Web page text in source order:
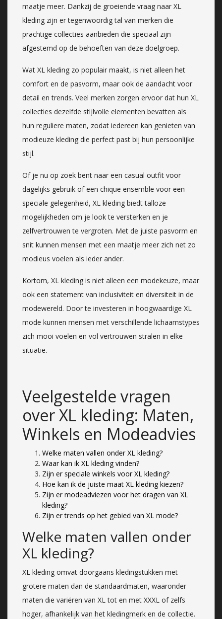
maatje meer. Dankzij de groeiende vraag naar XL
kleding zijn er tegenwoordig tal van merken die
prachtige collecties aanbieden die speciaal zijn
afgestemd op de behoeften van deze doelgroep.
Wat XL kleding zo populair maakt, is niet alleen het
comfort en de pasvorm, maar ook de aandacht voor
detail en trends. Veel merken zorgen ervoor dat hun XL
collecties dezelfde stijlvolle elementen bevatten als
hun reguliere maten, zodat iedereen kan genieten van
modieuze kleding die perfect past bij hun persoonlijke
stijl.
Of je nu op zoek bent naar een casual outfit voor
dagelijks gebruik of een chique ensemble voor een
speciale gelegenheid, XL kleding biedt talloze
mogelijkheden om je look te versterken en je
zelfvertrouwen te vergroten. Met de juiste pasvorm en
snit kunnen mensen met een maatje meer zich net zo
modieus voelen als ieder ander.
Kortom, XL kleding is niet alleen een modekeuze, maar
ook een statement van inclusiviteit en diversiteit in de
modewereld. Door te investeren in hoogwaardige XL
mode kunnen mensen met verschillende lichaamstypes
zich mooi voelen en vol vertrouwen stralen in elke
situatie.
Veelgestelde vragen
over XL kleding: Maten,
Winkels en Modeadvies
Welke maten vallen onder XL kleding?
Waar kan ik XL kleding vinden?
Zijn er speciale winkels voor XL kleding?
Hoe kan ik de juiste maat XL kleding kiezen?
Zijn er modeadviezen voor het dragen van XL
kleding?
Zijn er trends op het gebied van XL mode?
Welke maten vallen onder
XL kleding?
XL kleding omvat doorgaans kledingstukken met
grotere maten dan de standaardmaten, waaronder
maten die variëren van XL tot en met XXXL of zelfs
hoger, afhankelijk van het kledingmerk en de collectie.